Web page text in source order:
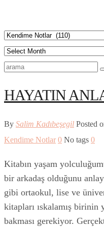
HAYATIN
By Salim Kadıbeşegil Posted
Kendime Notlar 0 No tags 0
Kitabın yaşam
bir arkadaş olduğunu
gibi ortaokul, lise ve
kitapları ıskalamış birinin
bakması gerekiyor.